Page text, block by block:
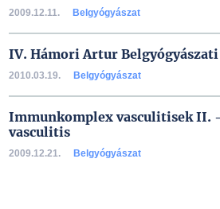
2009.12.11. Belgyógyászat
IV. Hámori Artur Belgyógyászati
2010.03.19. Belgyógyászat
Immunkomplex vasculitisek II.
vasculitis
2009.12.21. Belgyógyászat